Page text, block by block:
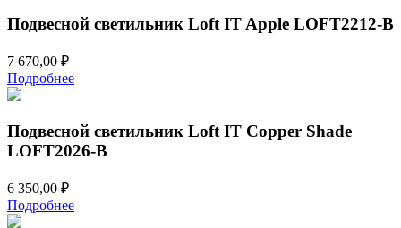
Подвесной светильник Loft IT Apple LOFT2212-B
7 670,00 ₽
Подробнее
Подвесной светильник Loft IT Copper Shade
LOFT2026-B
6 350,00 ₽
Подробнее